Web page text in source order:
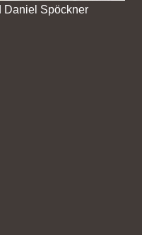
Daniel Spöckner